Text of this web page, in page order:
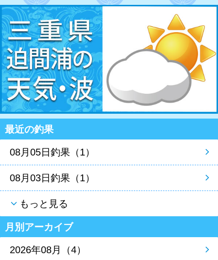
最近の釣果
08月05日釣果（1）
08月03日釣果（1）
もっと見る
月別アーカイブ
2026年08月（4）